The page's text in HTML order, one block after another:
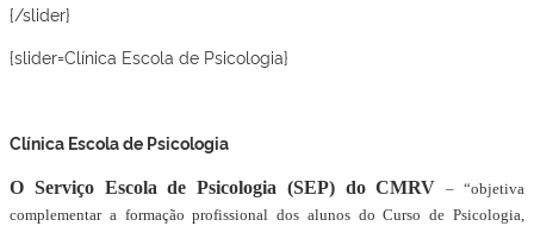
{/slider}
{slider=Clínica Escola de Psicologia}
Clínica Escola de Psicologia
O Serviço Escola de Psicologia (SEP) do CMRV
– “objetiva
complementar a formação profissional dos alunos do Curso de Psicologia,